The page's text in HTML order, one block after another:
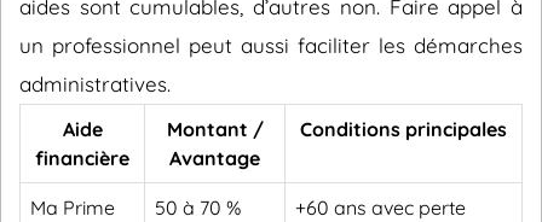
aides sont cumulables, d’autres non. Faire appel à
un professionnel peut aussi faciliter les démarches
administratives.
Aide
financière
Montant /
Avantage
Conditions principales
Ma Prime
50 à 70 %
+60 ans avec perte